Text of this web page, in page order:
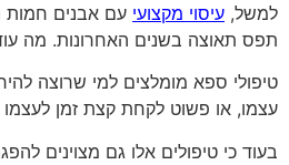
למשל, עיסוי מקצועי עם אבנים
תפס תאוצה בשנים האחרונות. מה
טיפולי ספא מומלצים למי שרוצה
עצמו, או פשוט לקחת קצת זמן
בעוד כי טיפולים אלו גם מצוינים